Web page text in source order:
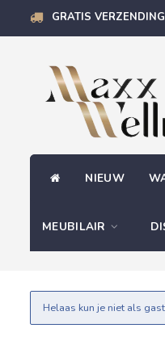
GRATIS
NIEUW
MEUBILAIR
Helaas kun je niet als